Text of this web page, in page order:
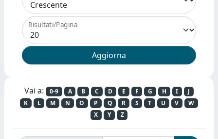
Risultati/Pagina
Vai a: 0-9 A B C D E F G H I
J
K
L M N O P Q R S T U V
W
X
Y Z